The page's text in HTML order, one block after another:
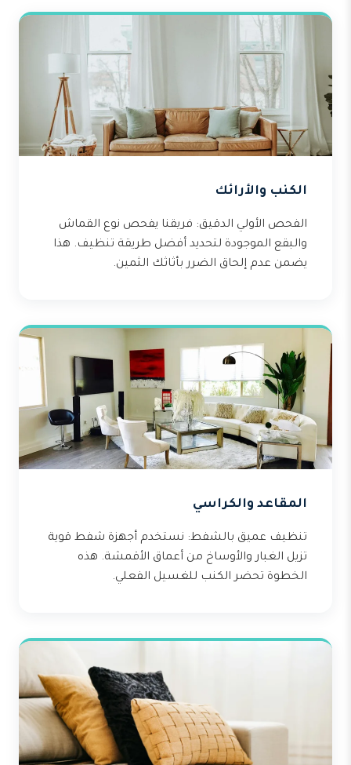
الكنب والأرائك
الفحص الأولي الدقيق: فريقنا يفحص نوع القماش
والبقع الموجودة لتحديد أفضل طريقة تنظيف. هذا
يضمن عدم إلحاق الضرر بأثاثك الثمين.
المقاعد والكراسي
تنظيف عميق بالشفط: نستخدم أجهزة شفط قوية
تزيل الغبار والأوساخ من أعماق الأقمشة. هذه
الخطوة تحضر الكنب للغسيل الفعلي.